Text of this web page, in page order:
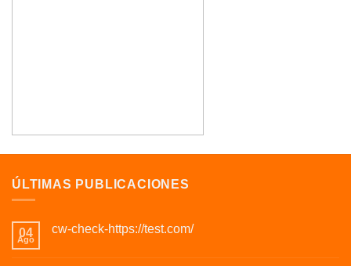
ÚLTIMAS PUBLICACIONES
04
Ago
cw-check-https://test.com/